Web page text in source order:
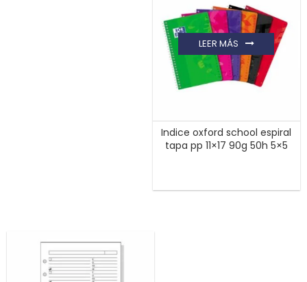
Indice oxford school espiral
tapa pp 11×17 90g 50h 5×5
LEER MÁS